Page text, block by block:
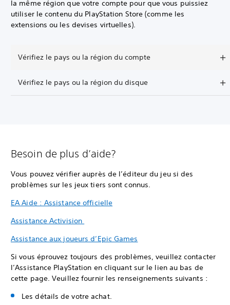
la même région que votre compte pour que vous puissiez
utiliser le contenu du PlayStation Store (comme les
extensions ou les devises virtuelles).
Vérifiez le pays ou la région du compte
Vérifiez le pays ou la région du disque
Besoin de plus d’aide?
Vous pouvez vérifier auprès de l’éditeur du jeu si des
problèmes sur les jeux tiers sont connus.
EA Aide : Assistance officielle
Assistance Activision
Assistance aux joueurs d’Epic Games
Si vous éprouvez toujours des problèmes, veuillez contacter
l’Assistance PlayStation en cliquant sur le lien au bas de
cette page. Veuillez fournir les renseignements suivants :
Les détails de votre achat.